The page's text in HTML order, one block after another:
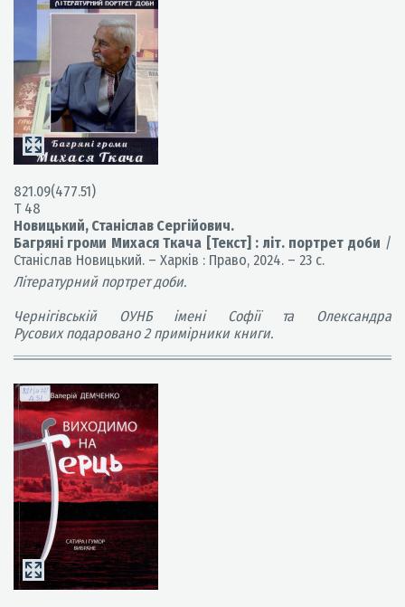
821.09(477.51)
Т 48
Новицький, Станіслав Сергійович.
Багряні громи Михася Ткача [Текст] : літ. портрет доби /
Станіслав Новицький. – Харків : Право, 2024. – 23 с.
Літературний портрет доби.
Чернігівській ОУНБ імені Софії та Олександра
Русових подаровано 2 примірники книги.